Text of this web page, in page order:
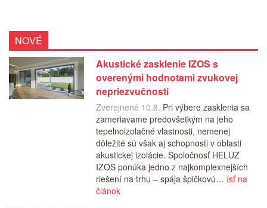
NOVÉ
Akustické zasklenie IZOS s
overenými hodnotami zvukovej
nepriezvučnosti
Zverejnené 10.8. Pri výbere zasklenia sa
zameriavame predovšetkým na jeho
tepelnoizolačné vlastnosti, nemenej
dôležité sú však aj schopnosti v oblasti
akustickej izolácie. Spoločnosť HELUZ
IZOS ponúka jedno z najkomplexnejších
riešení na trhu – spája špičkovú… ísť na
článok